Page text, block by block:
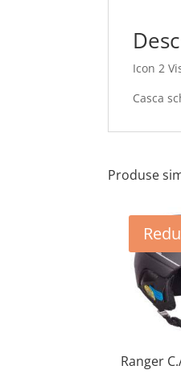
Icon 2
Casca
Produse
Ranger